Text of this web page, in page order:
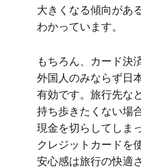
大きくなる​傾向が​あ
わかっています。
もちろん、​カード決
外国人のみならず​日
有効です。​旅行先な
持ち歩きたくない​場
現金を​切らしてしま
クレジットカードを​
安心感は​旅行の​快適